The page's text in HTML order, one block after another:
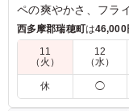
ペの爽やかさ、フラ
ントにもぴったりな
ださい。
5.0
豚の生姜焼きは、
西多摩郡瑞穂町は46,000
11
（火）
12
（水）
休 ◯